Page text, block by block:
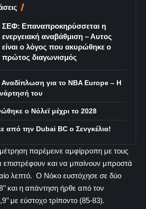
ΣΕΦ: Επαναπροκηρύσσεται η
ενεργειακή αναβάθμιση – Αυτος
είναι ο λόγος που ακυρώθηκε ο
πρώτος διαγωνισμός
για το NBA Europe – Η
του
ο Νόλεϊ μέχρι το 2028
από την Dubai BC ο Σενγκέλια!
παρέμεινε αμφίρροπη με τους
επιστρέφουν και να μπαίνουν μπροστά
λεπτό. Ο Νόκο ευστόχησε σε δύο
και η απάντηση ήρθε από τον
με εύστοχο τρίποντο (85-83).